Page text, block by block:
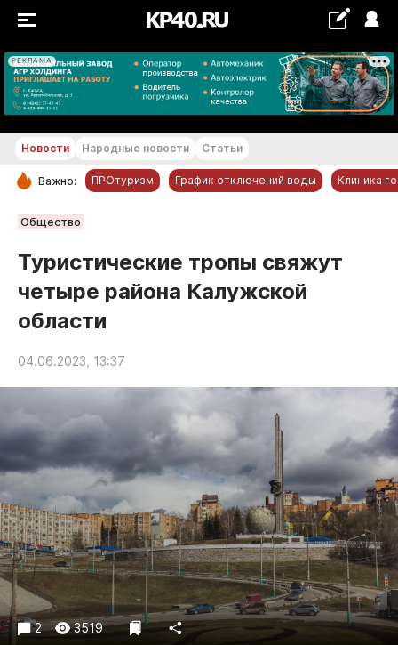
РЕКЛАМА
+24...+25 °С
РУБРИКИ
Статьи
Народные новости
Авто и транспорт
Благоустройство
Культура
Недвижимость и ЖКХ
Образование
Общество
Погода
Праздники
Происшествия
Спорт
Новости Народные новости Статьи
Важно: ПРОтуризм График отключений воды Клиника
Общество
Туристические тропы свяжут
четыре района Калужской
области
04.06.2023, 13:37
2 3519